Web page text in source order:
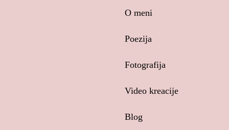
O meni
Poezija
Fotografija
Video kreacije
Blog